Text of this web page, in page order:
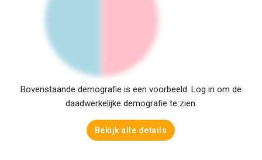
Bovenstaande demografie is een voorbeeld. Log in om de
daadwerkelijke demografie te zien.
Bekijk alle details